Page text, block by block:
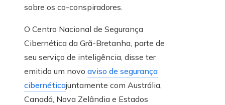
sobre os co-conspiradores.
O Centro Nacional de Segurança
Cibernética da Grã-Bretanha, parte de
seu serviço de inteligência, disse ter
emitido um novo aviso de segurança
cibernéticajuntamente com Austrália,
Canadá, Nova Zelândia e Estados